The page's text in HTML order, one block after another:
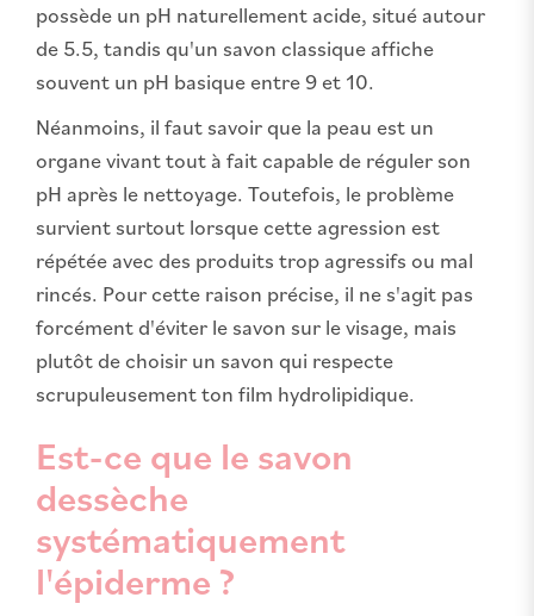
possède un pH naturellement acide, situé autour
de 5.5, tandis qu'un savon classique affiche
souvent un pH basique entre 9 et 10.
Néanmoins, il faut savoir que la peau est un
organe vivant tout à fait capable de réguler son
pH après le nettoyage. Toutefois, le problème
survient surtout lorsque cette agression est
répétée avec des produits trop agressifs ou mal
rincés. Pour cette raison précise, il ne s'agit pas
forcément d'éviter le savon sur le visage, mais
plutôt de choisir un savon qui respecte
scrupuleusement ton film hydrolipidique.
Est-ce que le savon
dessèche
systématiquement
l'épiderme ?